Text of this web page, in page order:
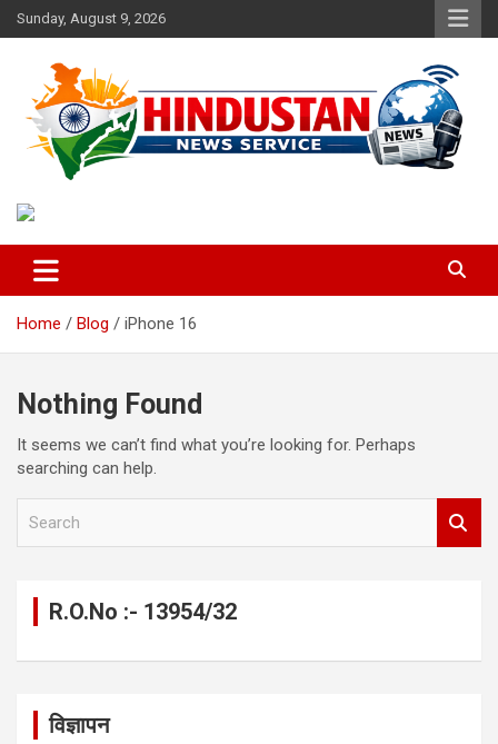
Skip
to
Sunday, August 9, 2026
Hindustan News Service
Home Blog iPhone 16
Nothing Found
It seems we can’t find what you’re looking for. Perhaps
searching can help.
R.O.No :- 13954/32
विज्ञापन